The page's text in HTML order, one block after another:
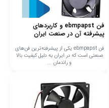
فن ebmpapst و کاربردهای
پیشرفته آن در صنعت ایران
فن ebmpapst یکی از پیشرفته‌ترین فن‌های
صنعتی است که در ایران به دلیل کیفیت بالا
و راندمان ...